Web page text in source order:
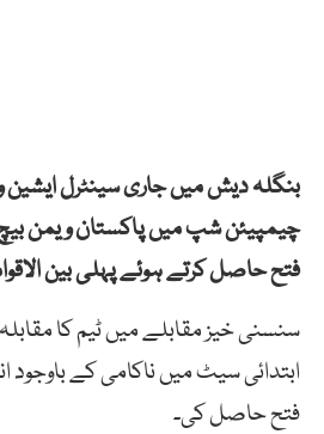
بنگلہ دیش میں جاری سینٹرل ایشین
چیمپیئن شپ میں پاکستان ویمن بیچ
فتح حاصل کرتے ہوئے پہلی بین
سنسنی خیز مقابلے میں ٹیم کا
فتح حاصل کی۔